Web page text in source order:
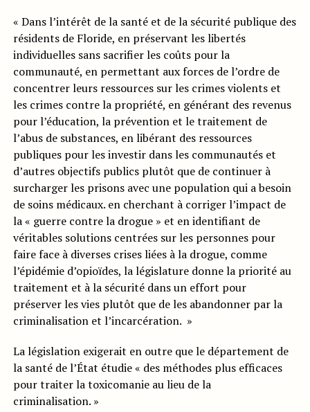
« Dans l’intérêt de la santé et de la sécurité publique des
résidents de Floride, en préservant les libertés
individuelles sans sacrifier les coûts pour la
communauté, en permettant aux forces de l’ordre de
concentrer leurs ressources sur les crimes violents et
les crimes contre la propriété, en générant des revenus
pour l’éducation, la prévention et le traitement de
l’abus de substances, en libérant des ressources
publiques pour les investir dans les communautés et
d’autres objectifs publics plutôt que de continuer à
surcharger les prisons avec une population qui a besoin
de soins médicaux. en cherchant à corriger l’impact de
la « guerre contre la drogue » et en identifiant de
véritables solutions centrées sur les personnes pour
faire face à diverses crises liées à la drogue, comme
l’épidémie d’opioïdes, la législature donne la priorité au
traitement et à la sécurité dans un effort pour
préserver les vies plutôt que de les abandonner par la
criminalisation et l’incarcération. »
La législation exigerait en outre que le département de
la santé de l’État étudie « des méthodes plus efficaces
pour traiter la toxicomanie au lieu de la
criminalisation. »